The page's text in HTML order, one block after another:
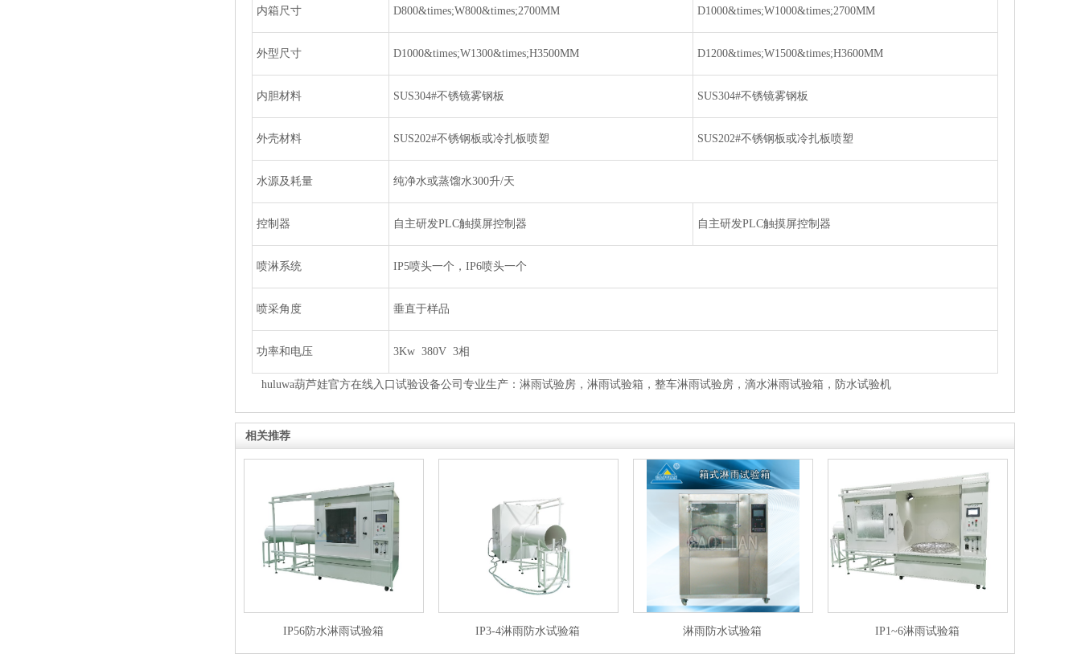
内箱尺寸 D800&times;W800&times;2700MM D1000&times;W1000&times;2700MM
外型尺寸 D1000&times;W1300&times;H3500MM D1200&times;W1500&times;H3600MM
内胆材料 SUS304#不锈镜雾钢板 SUS304#不锈镜雾钢板
外壳材料 SUS202#不锈钢板或冷扎板喷塑 SUS202#不锈钢板或冷扎板喷塑
水源及耗量 纯净水或蒸馏水300升/天
控制器 自主研发PLC触摸屏控制器 自主研发PLC触摸屏控制器
喷淋系统 IP5喷头一个，IP6喷头一个
喷采角度 垂直于样品
功率和电压 3Kw380V3相
huluwa葫芦娃官方在线入口试验设备公司专业生产：淋雨试验房，淋雨试验箱，整车淋雨试验房，滴水淋雨试验箱，防水试验机
相关推荐
IP56防水淋雨试验箱 IP3-4淋雨防水试验箱 淋雨防水试验箱 IP1~6淋雨试验箱